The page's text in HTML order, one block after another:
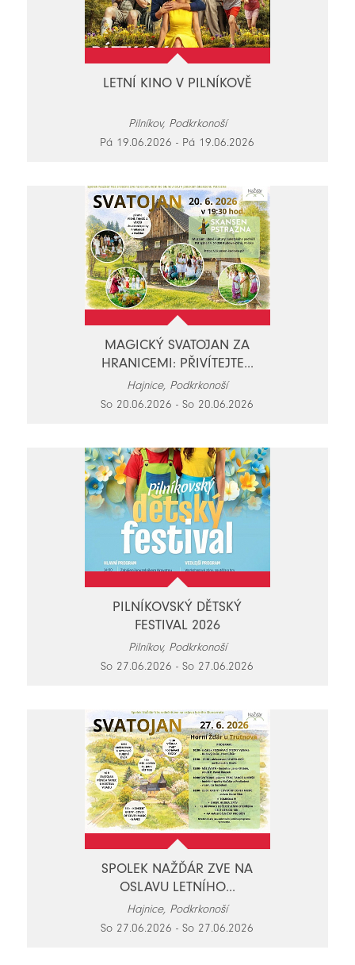
LETNÍ KINO V PILNÍKOVĚ
Pilníkov, Podkrkonoší
Pá 19.06.2026 - Pá 19.06.2026
MAGICKÝ SVATOJAN ZA
HRANICEMI: PŘIVÍTEJTE...
Hajnice, Podkrkonoší
So 20.06.2026 - So 20.06.2026
PILNÍKOVSKÝ DĚTSKÝ
FESTIVAL 2026
Pilníkov, Podkrkonoší
So 27.06.2026 - So 27.06.2026
SPOLEK NAŽĎÁR ZVE NA
OSLAVU LETNÍHO...
Hajnice, Podkrkonoší
So 27.06.2026 - So 27.06.2026